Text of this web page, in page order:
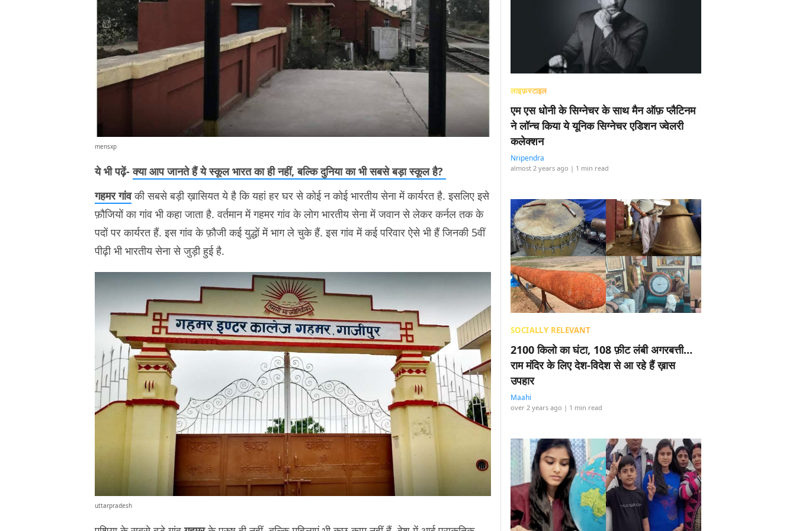
mensxp
ये भी पढ़ें-क्या आप जानते हैं ये स्कूल भारत का ही नहीं, बल्कि दुनिया का भी सबसे बड़ा स्कूल है?
गहमर गांवकी सबसे बड़ी ख़ासियत ये है कि यहां हर घर से कोई न कोई भारतीय सेना में कार्यरत है. इसलिए इसे
फ़ौजियों का गांव भी कहा जाता है. वर्तमान में गहमर गांव के लोग भारतीय सेना में जवान से लेकर कर्नल तक के
पदों पर कार्यरत हैं. इस गांव के फ़ौजी कई युद्धों में भाग ले चुके हैं. इस गांव में कई परिवार ऐसे भी हैं जिनकी 5वीं
पीढ़ी भी भारतीय सेना से जुड़ी हुई है.
uttarpradesh
लाइफ़स्टाइल
एम एस धोनी के सिग्नेचर के साथ मैन ऑफ़ प्लैटिनम
ने लॉन्च किया ये यूनिक सिग्नेचर एडिशन ज्वेलरी
कलेक्शन
Nripendra
almost 2 years ago | 1 min read
SOCIALLY RELEVANT
2100 किलो का घंटा, 108 फ़ीट लंबी अगरबत्ती…
राम मंदिर के लिए देश-विदेश से आ रहे हैं ख़ास
उपहार
Maahi
over 2 years ago | 1 min read